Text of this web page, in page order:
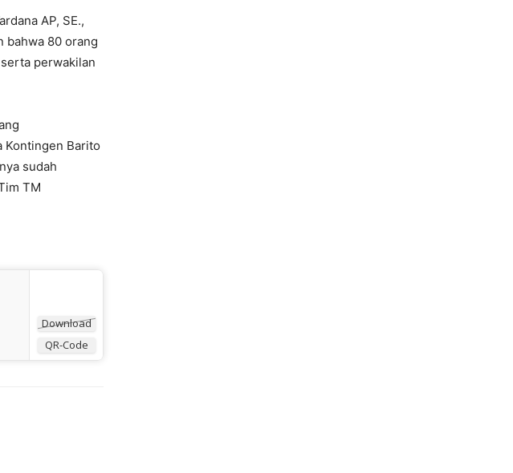
AP, SE.,
bahwa 80 orang
perwakilan
Kontingen Barito
sudah
TM
Download
QR-Code